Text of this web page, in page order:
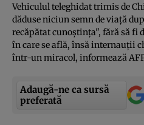
Vehiculul teleghidat trimis de
dăduse niciun semn de viaţă
recăpătat cunoştinţa", fără să
în care se află, însă internauţii
într-un miracol, informează
Adaugă-ne ca sursă
preferată